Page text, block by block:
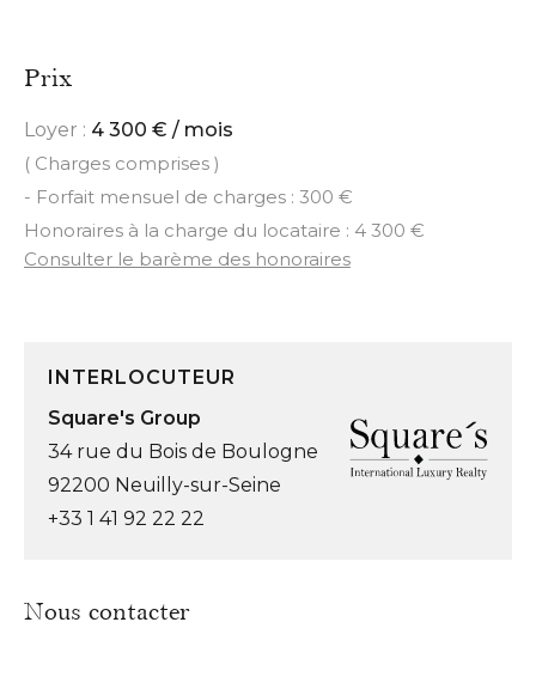
Prix
Loyer : 4 300 € / mois
( Charges comprises )
- Forfait mensuel de charges : 300 €
Honoraires à la charge du locataire : 4 300 €
Consulter le barème des honoraires
INTERLOCUTEUR
Square's Group
34 rue du Bois de Boulogne
92200 Neuilly-sur-Seine
+33 1 41 92 22 22
Nous contacter